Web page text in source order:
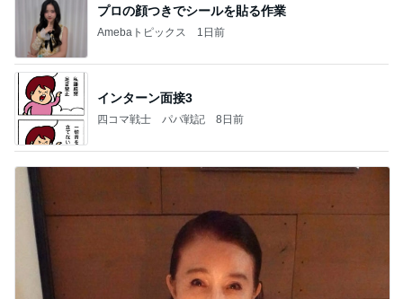
プロの顔つきでシールを貼る作業
Amebaトピックス 1日前
インターン面接3
四コマ戦士 パパ戦記 8日前